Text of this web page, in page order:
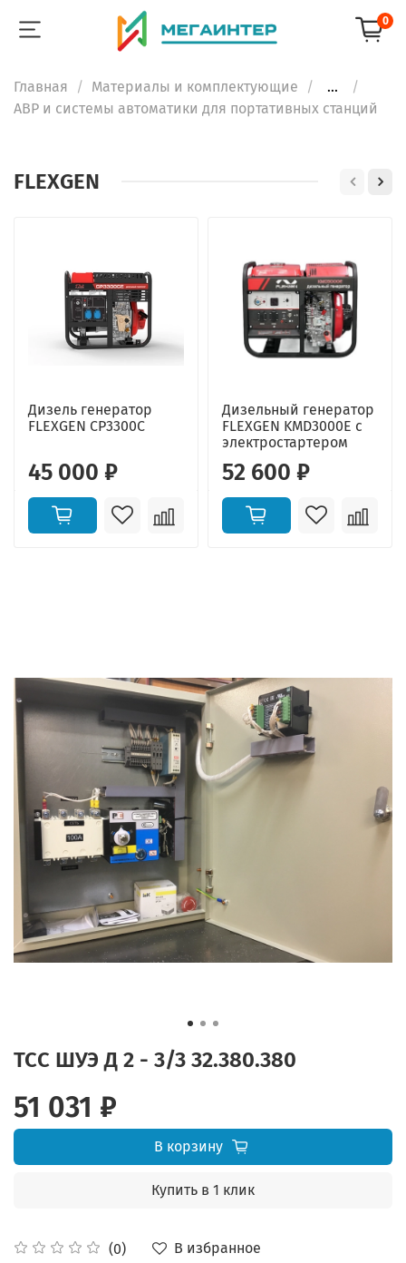
0
Главная Материалы и комплектующие
...
АВР и системы автоматики для портативных станций
FLEXGEN
Дизель генератор
FLEXGEN CP3300C
45 000 ₽
Дизельный генератор
FLEXGEN KMD3000E с
электростартером
52 600 ₽
ТСС ШУЭ Д 2 - 3/3 32.380.380
(0)
В избранное
51 031 ₽
В корзину
Купить в 1 клик